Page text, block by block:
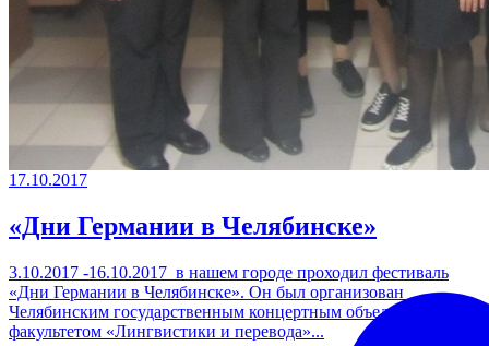
17.10.2017
«Дни Германии в Челябинске»
3.10.2017 -16.10.2017 в нашем городе проходил фестиваль
«Дни Германии в Челябинске». Он был организован
Челябинским государственным концертным объединением и
факультетом «Лингвистики и перевода»...